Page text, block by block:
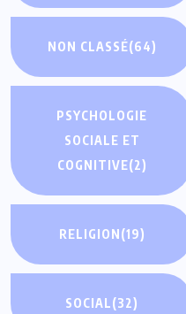
NON CLASSÉ(64)
PSYCHOLOGIE
SOCIALE ET
COGNITIVE(2)
RELIGION(19)
SOCIAL(32)